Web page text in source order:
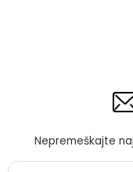
Nepremeškajte